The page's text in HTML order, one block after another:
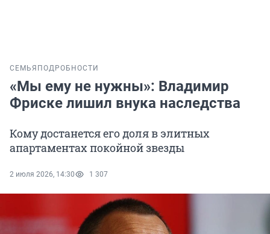
СЕМЬЯ ПОДРОБНОСТИ
«Мы ему не нужны»: Владимир
Фриске лишил внука наследства
Кому достанется его доля в элитных
апартаментах покойной звезды
2 июля 2026, 14:30 1 307